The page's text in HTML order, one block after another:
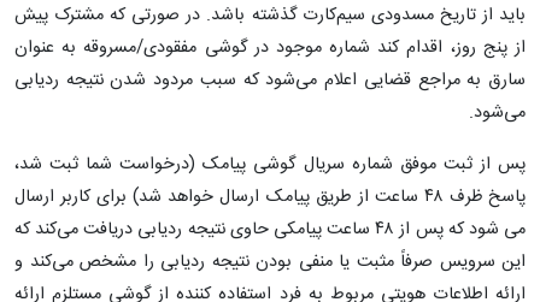
باید از تاریخ مسدودی سیم‌کارت گذشته باشد. در صورتی که مشترک پیش
از پنج روز، اقدام کند شماره موجود در گوشی مفقودی/مسروقه به عنوان
سارق به مراجع قضایی اعلام می‌شود که سبب مردود شدن نتیجه ردیابی
می‌شود.
پس از ثبت موفق شماره سریال گوشی پیامک (درخواست شما ثبت شد،
پاسخ ظرف ۴۸ ساعت از طریق پیامک ارسال خواهد شد) برای کاربر ارسال
می شود که پس از ۴۸ ساعت پیامکی حاوی نتیجه ردیابی دریافت می‌کند که
این سرویس صرفاً مثبت یا منفی بودن نتیجه ردیابی را مشخص می‌کند و
ارائه اطلاعات هویتی مربوط به فرد استفاده کننده از گوشی مستلزم ارائه